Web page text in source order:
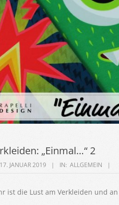
„Einmal…“ 2
17. JANUAR 2019 IN: ALLGEMEIN
ist die Lust am Verkleiden und